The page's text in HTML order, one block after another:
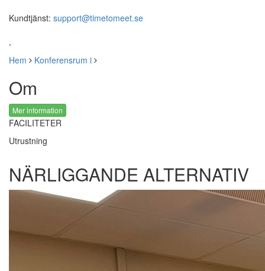
Kundtjänst: support@timetomeet.se
,
Hem
Konferensrum i
Om
Mer information
FACILITETER
Utrustning
NÄRLIGGANDE ALTERNATIV